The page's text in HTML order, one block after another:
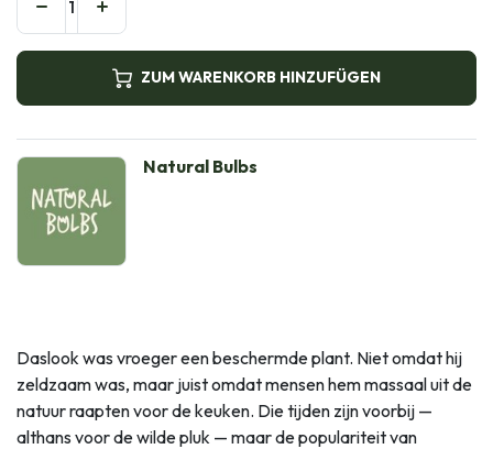
ZUM WARENKORB HINZUFÜGEN
Natural Bulbs
Daslook was vroeger een beschermde plant. Niet omdat hij
zeldzaam was, maar juist omdat mensen hem massaal uit de
natuur raapten voor de keuken. Die tijden zijn voorbij —
althans voor de wilde pluk — maar de populariteit van